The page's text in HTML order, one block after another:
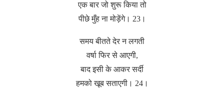
एक बार जो शुरू किया तो
पीछे मुँह ना मोड़ेंगे। 23।
समय बीतते देर न लगती
वर्षा फिर से आएगी,
बाद इसी के आकर सर्दी
हमको खूब सताएगी। 24।